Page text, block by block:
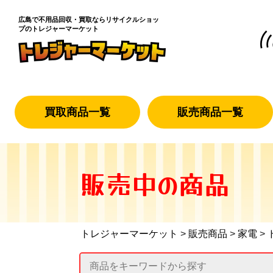
広島で不用品回収・買取なら リサイクルショッ
プのトレジャーマーケット
買取商品一覧 販売商品一覧
販売中の商品
トレジャーマーケット > 販売商品 > 家電 >